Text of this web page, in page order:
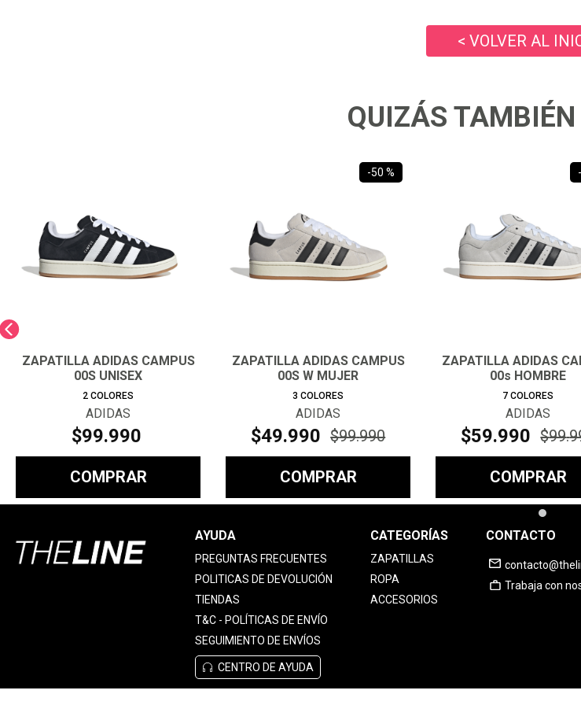
< VOLVER AL
QUIZÁS TAMBIÉN
ZAPATILLA ADIDAS CAMPUS
00S UNISEX
2 COLORES
ADIDAS
$99.990
COMPRAR
-50 %
ZAPATILLA ADIDAS CAMPUS
00S W MUJER
3 COLORES
ADIDAS
$49.990 $99.990
COMPRAR
-
ZAPATILLA ADIDAS
00s HOMBRE
7 COLORES
ADIDAS
$59.990 $99.
COMPRAR
AYUDA
PREGUNTAS FRECUENTES
POLITICAS DE DEVOLUCIÓN
TIENDAS
T&C - POLÍTICAS DE ENVÍO
SEGUIMIENTO DE ENVÍOS
CENTRO DE AYUDA
CATEGORÍAS
ZAPATILLAS
ROPA
ACCESORIOS
CONTACTO
Trabaja con